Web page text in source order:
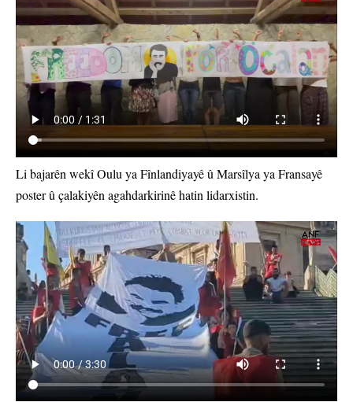
Li bajarên wekî Oulu ya Fînlandiyayê û Marsîlya ya Fransayê
poster û çalakiyên agahdarkirinê hatin lidarxistin.